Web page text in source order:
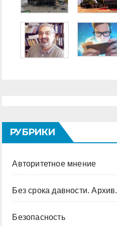
РУБРИКИ
Авторитетное мнение
Без срока давности. Архив.
Безопасность